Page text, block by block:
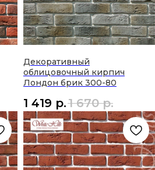
Декоративный
облицовочный кирпич
Лондон брик 300-80
1 419 р.1 670 р.